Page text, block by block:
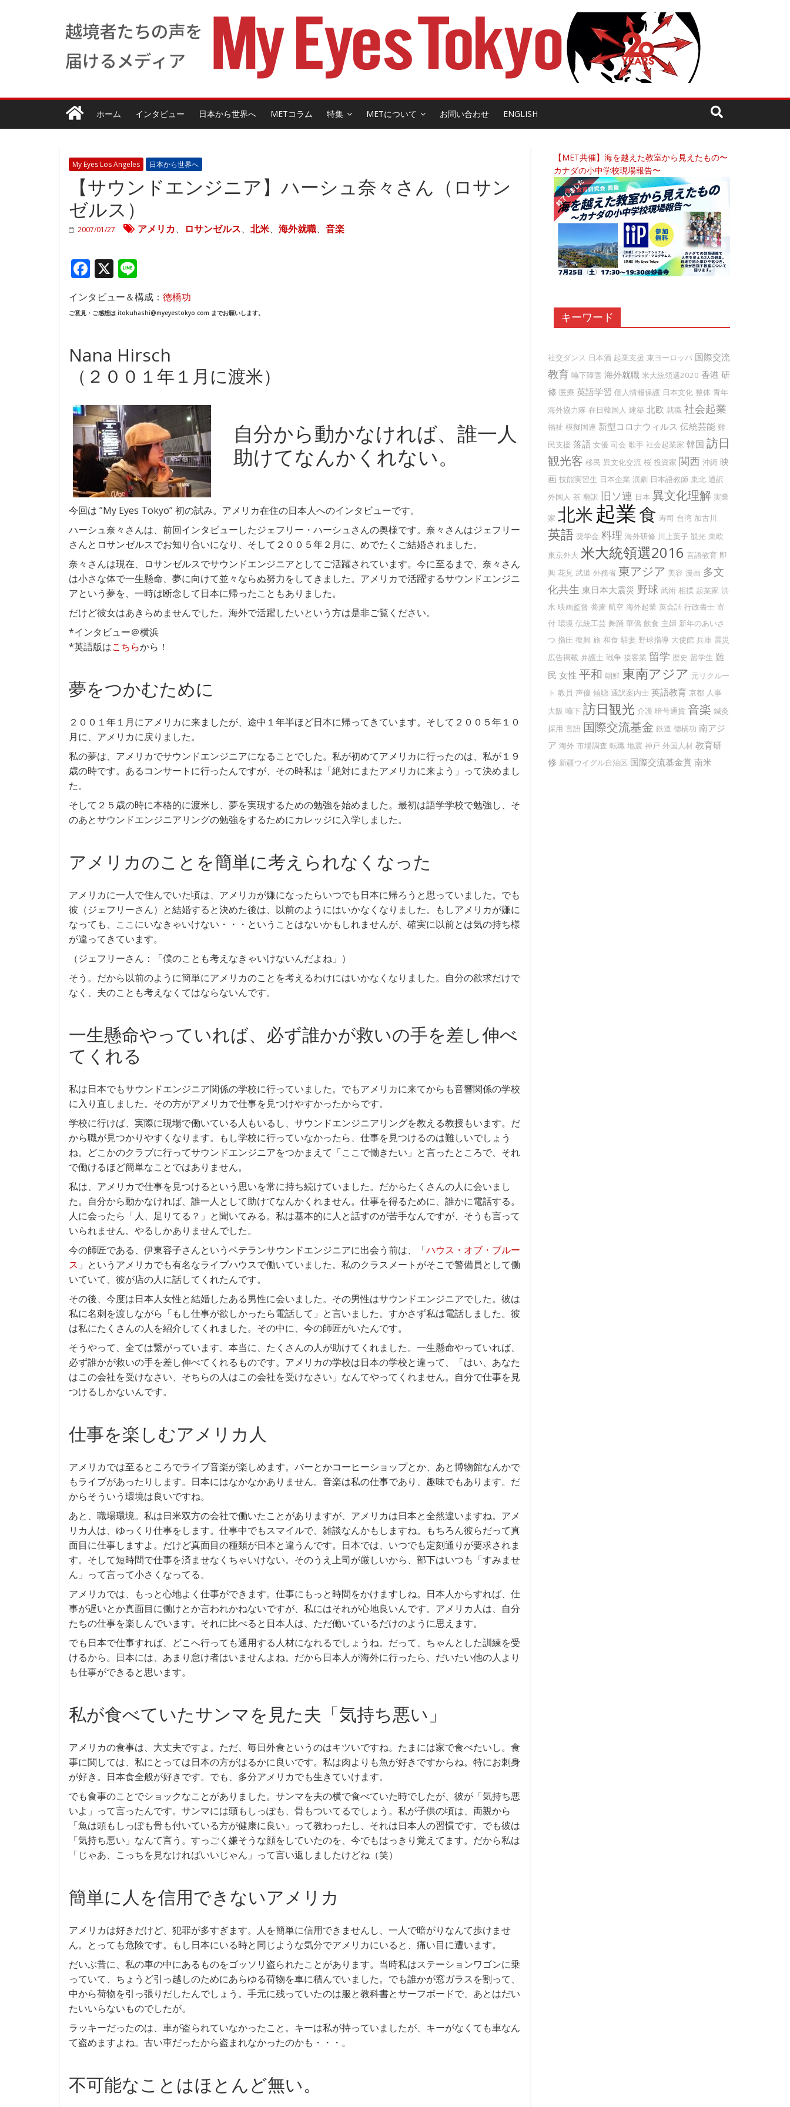
ホーム インタビュー 日本から世界へ METコラム 特集 METについて お問い合わせ ENGLISH
My Eyes Los Angeles 日本から世界へ
【サウンドエンジニア】ハーシュ奈々さん（ロサン
ゼルス）
2007/01/27 アメリカ、 ロサンゼルス、 北米、 海外就職、 音楽
F
ac
e
o
k
X
n
e
インタビュー＆構成： 徳橋功
ご意見・ご感想は itokuhashi@myeyestokyo.com までお願いします。
Nana Hirsch
（２００１年１月に渡米）
自分から動かなければ、誰一人
助けてなんかくれない。
今回は ”My Eyes Tokyo” 初の試み。アメリカ在住の日本人へのインタビューです。
ハーシュ奈々さんは、前回インタビューしたジェフリー・ハーシュさんの奥様です。奈々さんはジェフリー
さんとロサンゼルスでお知り合いになり、そして２００５年２月に、めでたくご結婚されました。
奈々さんは現在、ロサンゼルスでサウンドエンジニアとしてご活躍されています。今に至るまで、奈々さん
は小さな体で一生懸命、夢に向けて並々ならぬ努力をしてきました。アメリカで活躍するサウンドエンジニ
アという夢を、一時は断念して日本に帰ったこともありました。
だけど彼女はあきらめませんでした。海外で活躍したいという方は是非ご覧ください。
*インタビュー＠横浜
*英語版はこちらから！
夢をつかむために
２００１年１月にアメリカに来ましたが、途中１年半ほど日本に帰ってきています。そして２００５年１０
月に、アメリカに戻りました。
私の夢は、アメリカでサウンドエンジニアになることでした。私が初めてアメリカに行ったのは、私が１９
歳の時です。あるコンサートに行ったんですが、その時私は「絶対にまたアメリカに来よう」って決めまし
た。
そして２５歳の時に本格的に渡米し、夢を実現するための勉強を始めました。最初は語学学校で勉強し、そ
のあとサウンドエンジニアリングの勉強をするためにカレッジに入学しました。
アメリカのことを簡単に考えられなくなった
アメリカに一人で住んでいた頃は、アメリカが嫌になったらいつでも日本に帰ろうと思っていました。でも
彼（ジェフリーさん）と結婚すると決めた後は、以前のようにはいかなくなりました。もしアメリカが嫌に
なっても、ここにいなきゃいけない・・・ということはないかもしれませんが、確実に以前とは気の持ち様
が違ってきています。
（ジェフリーさん：「僕のことも考えなきゃいけないんだよね」）
そう。だから以前のように簡単にアメリカのことを考えるわけにはいかなくなりました。自分の欲求だけで
なく、夫のことも考えなくてはならないんです。
一生懸命やっていれば、必ず誰かが救いの手を差し伸べ
てくれる
私は日本でもサウンドエンジニア関係の学校に行っていました。でもアメリカに来てからも音響関係の学校
に入り直しました。その方がアメリカで仕事を見つけやすかったからです。
学校に行けば、実際に現場で働いている人もいるし、サウンドエンジニアリングを教える教授もいます。だ
から職が見つかりやすくなります。もし学校に行っていなかったら、仕事を見つけるのは難しいでしょう
ね。どこかのクラブに行ってサウンドエンジニアをつかまえて「ここで働きたい」と言ったところで、それ
で働けるほど簡単なことではありません。
私は、アメリカで仕事を見つけるという思いを常に持ち続けていました。だからたくさんの人に会いまし
た。自分から動かなければ、誰一人として助けてなんかくれません。仕事を得るために、誰かに電話する。
人に会ったら「人、足りてる？」と聞いてみる。私は基本的に人と話すのが苦手なんですが、そうも言って
いられません。やるしかありませんでした。
今の師匠である、伊東容子さんというベテランサウンドエンジニアに出会う前は、「ハウス・オブ・ブルー
ス 」というアメリカでも有名なライブハウスで働いていました。私のクラスメートがそこで警備員として働
いていて、彼が店の人に話してくれたんです。
その後、今度は日本人女性と結婚したある男性に会いました。その男性はサウンドエンジニアでした。彼は
私に名刺を渡しながら「もし仕事が欲しかったら電話して」と言いました。すかさず私は電話しました。彼
は私にたくさんの人を紹介してくれました。その中に、今の師匠がいたんです。
そうやって、全ては繋がっています。本当に、たくさんの人が助けてくれました。一生懸命やっていれば、
必ず誰かが救いの手を差し伸べてくれるものです。アメリカの学校は日本の学校と違って、「はい、あなた
はこの会社を受けなさい、そちらの人はこの会社を受けなさい」なんてやってくれません。自分で仕事を見
つけるしかないんです。
仕事を楽しむアメリカ人
アメリカでは至るところでライブ音楽が楽しめます。バーとかコーヒーショップとか、あと博物館なんかで
もライブがあったりします。日本にはなかなかありません。音楽は私の仕事であり、趣味でもあります。だ
からそういう環境は良いですね。
あと、職場環境。私は日米双方の会社で働いたことがありますが、アメリカは日本と全然違いますね。アメ
リカ人は、ゆっくり仕事をします。仕事中でもスマイルで、雑談なんかもしますね。もちろん彼らだって真
面目に仕事しますよ。だけど真面目の種類が日本と違うんです。日本では、いつでも定刻通りが要求されま
す。そして短時間で仕事を済ませなくちゃいけない。そのうえ上司が厳しいから、部下はいつも「すみませ
ん」って言って小さくなってる。
アメリカでは、もっと心地よく仕事ができます。仕事にもっと時間をかけますしね。日本人からすれば、仕
事が遅いとか真面目に働けとか言われかねないですが、私にはそれが心地良いんです。アメリカ人は、自分
たちの仕事を楽しんでいます。それに比べると日本人は、ただ働いているだけのように思えます。
でも日本で仕事すれば、どこへ行っても通用する人材になれるでしょうね。だって、ちゃんとした訓練を受
けるから。日本には、あまり怠け者はいませんよね。だから日本人が海外に行ったら、だいたい他の人より
も仕事ができると思います。
私が食べていたサンマを見た夫「気持ち悪い」
アメリカの食事は、大丈夫ですよ。ただ、毎日外食というのはキツいですね。たまには家で食べたいし。食
事に関しては、私にとっては日本の方がはるかに良いです。私は肉よりも魚が好きですからね。特にお刺身
が好き。日本食全般が好きです。でも、多分アメリカでも生きていけます。
でも食事のことでショックなことがありました。サンマを夫の横で食べていた時でしたが、彼が「気持ち悪
いよ」って言ったんです。サンマには頭もしっぽも、骨もついてるでしょう。私が子供の頃は、両親から
「魚は頭もしっぽも骨も付いている方が健康に良い」って教わったし、それは日本人の習慣です。でも彼は
「気持ち悪い」なんて言う。すっごく嫌そうな顔をしていたのを、今でもはっきり覚えてます。だから私は
「じゃあ、こっちを見なければいいじゃん」って言い返しましたけどね（笑）
簡単に人を信用できないアメリカ
アメリカは好きだけど、犯罪が多すぎます。人を簡単に信用できませんし、一人で暗がりなんて歩けませ
ん。とっても危険です。もし日本にいる時と同じような気分でアメリカにいると、痛い目に遭います。
だいぶ昔に、私の車の中にあるものをゴッソリ盗られたことがあります。当時私はステーションワゴンに乗
っていて、ちょうど引っ越しのためにあらゆる荷物を車に積んでいました。でも誰かが窓ガラスを割って、
中から荷物を引っ張りだしたんでしょう。手元に残っていたのは服と教科書とサーフボードで、あとはだい
たいいらないものでしたが。
ラッキーだったのは、車が盗られていなかったこと。キーは私が持っていましたが、キーがなくても車なん
て盗めますよね。古い車だったから盗まれなかったのかも・・・。
不可能なことはほとんど無い。
【MET共催】海を越えた教室から見えたもの〜
カナダの小中学校現場報告〜
キーワード
社交ダンス 日本酒 起業支援 東ヨーロッパ 国際交流
教育 嚥下障害 海外就職 米大統領選2020 香港 研
修 医療 英語学習 個人情報保護 日本文化 整体 青年
海外協力隊 在日韓国人 建築 北欧 就職 社会起業
福祉 模擬国連 新型コロナウィルス 伝統芸能 難
民支援 落語 女優 司会 歌手 社会起業家 韓国 訪日
観光客 移民 異文化交流 桜 投資家 関西 沖縄 映
画 技能実習生 日本企業 演劇 日本語教師 東北 通訳
外国人 茶 翻訳 旧ソ連 日本 異文化理解 実業
家 北米起業食 寿司 台湾 加古川
英語 奨学金 料理 海外研修 川上葉子 観光 東欧
東京外大 米大統領選2016 言語教育 即
興 花見 武道 外務省 東アジア 美容 漫画 多文
化共生 東日本大震災 野球 武術 相撲 起業家 洪
水 映画監督 蕎麦 航空 海外起業 英会話 行政書士 寄
付 環境 伝統工芸 舞踊 華僑 飲食 主婦 新年のあいさ
つ 指圧 復興 旅 和食 駐妻 野球指導 大使館 兵庫 震災
広告掲載 弁護士 戦争 接客業 留学 歴史 留学生 難
民 女性 平和 朝鮮 東南アジア 元リクルー
ト 教員 声優 傾聴 通訳案内士 英語教育 京都 人事
大阪 嚥下 訪日観光 介護 暗号通貨 音楽 鍼灸
採用 言語 国際交流基金 鉄道 徳橋功 南アジ
ア 海外 市場調査 転職 地震 神戸 外国人材 教育研
修 新疆ウイグル自治区 国際交流基金賞 南米